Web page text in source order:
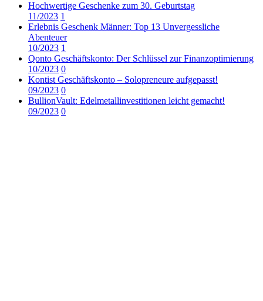
Hochwertige Geschenke zum 30. Geburtstag
11/2023 1
Erlebnis Geschenk Männer: Top 13 Unvergessliche
Abenteuer
10/2023 1
Qonto Geschäftskonto: Der Schlüssel zur Finanzoptimierung
10/2023 0
Kontist Geschäftskonto – Solopreneure aufgepasst!
09/2023 0
BullionVault: Edelmetallinvestitionen leicht gemacht!
09/2023 0